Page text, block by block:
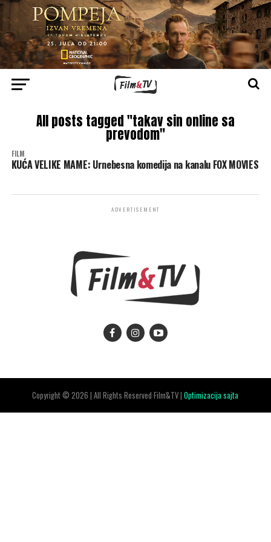
All posts tagged "takav sin online sa
prevodom"
FILM
KUĆA VELIKE MAME: Urnebesna komedija na kanalu FOX MOVIES
ADVERTISEMENT
Copyright © 2026 | All Rights Reserved Film&TV |Optimizacija sajta